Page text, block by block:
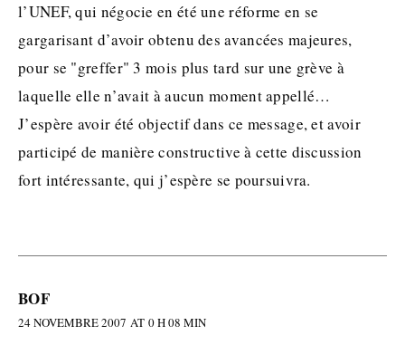
l’UNEF, qui négocie en été une réforme en se
gargarisant d’avoir obtenu des avancées majeures,
pour se "greffer" 3 mois plus tard sur une grève à
laquelle elle n’avait à aucun moment appellé…
J’espère avoir été objectif dans ce message, et avoir
participé de manière constructive à cette discussion
fort intéressante, qui j’espère se poursuivra.
BOF
24 NOVEMBRE 2007 AT 0 H 08 MIN